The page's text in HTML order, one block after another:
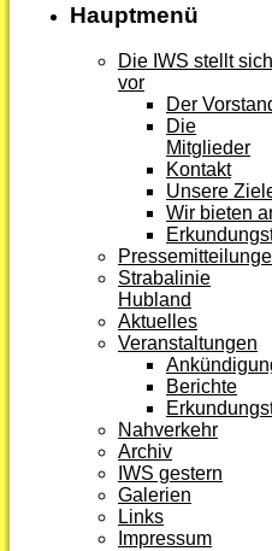
Hauptmenü
Die IWS stellt sich
vor
Der
Die
Mitglieder
Kontakt
Unsere
Wir bieten
Strabalinie
Hubland
Aktuelles
Veranstaltungen
Berichte
Nahverkehr
Archiv
IWS gestern
Galerien
Links
Impressum